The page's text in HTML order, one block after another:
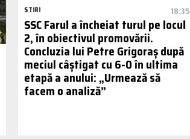
STIRI 18:35
SSC Farul a încheiat turul pe locul
2, în obiectivul promovării.
Concluzia lui Petre Grigoraș după
meciul câștigat cu 6-0 în ultima
etapă a anului: „Urmează să
facem o analiză”